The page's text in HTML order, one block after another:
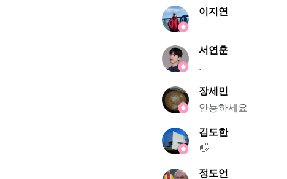
이지연
서연훈
.
장세민
안뇽하세요
김도한
👋
정도언